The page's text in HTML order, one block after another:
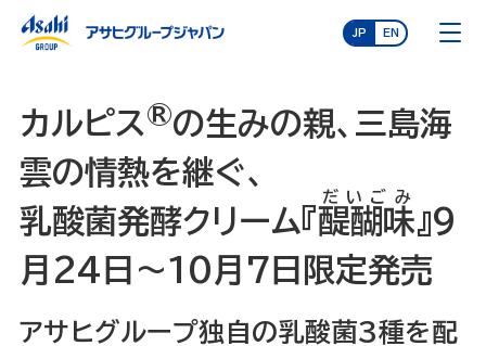
JP EN
カルピス®の生みの親、三島海
雲の情熱を継ぐ、
乳酸菌発酵クリーム『醍醐味
だいごみ
』9
月24日～10月7日限定発売
アサヒグループ独自の乳酸菌3種を配